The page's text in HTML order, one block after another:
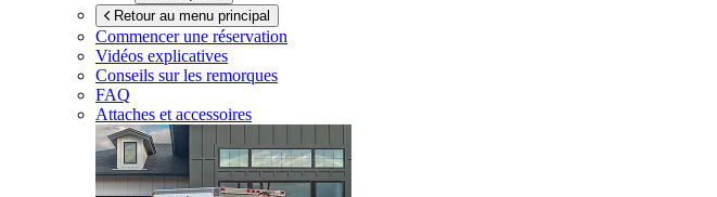
Retour au menu principal
Commencer une réservation
Vidéos explicatives
Conseils sur les remorques
FAQ
Attaches et accessoires